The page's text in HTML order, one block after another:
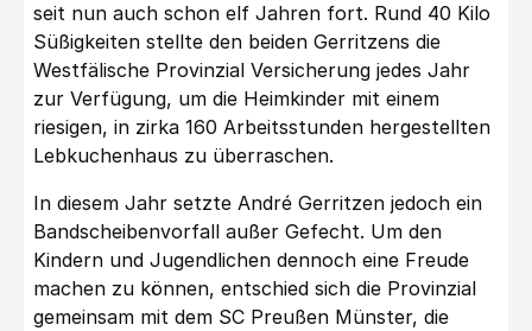
seit nun auch schon elf Jahren fort. Rund 40 Kilo
Süßigkeiten stellte den beiden Gerritzens die
Westfälische Provinzial Versicherung jedes Jahr
zur Verfügung, um die Heimkinder mit einem
riesigen, in zirka 160 Arbeitsstunden hergestellten
Lebkuchenhaus zu überraschen.
In diesem Jahr setzte André Gerritzen jedoch ein
Bandscheibenvorfall außer Gefecht. Um den
Kindern und Jugendlichen dennoch eine Freude
machen zu können, entschied sich die Provinzial
gemeinsam mit dem SC Preußen Münster, die